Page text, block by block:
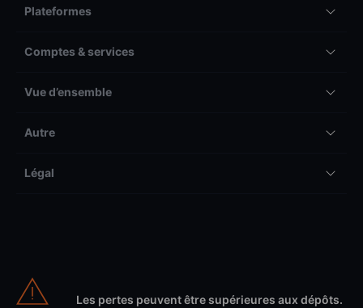
Plateformes
Comptes & services
Vue d’ensemble
Autre
Légal
Les pertes peuvent être supérieures aux dépôts.